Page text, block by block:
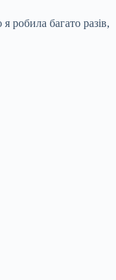
робила багато разів,